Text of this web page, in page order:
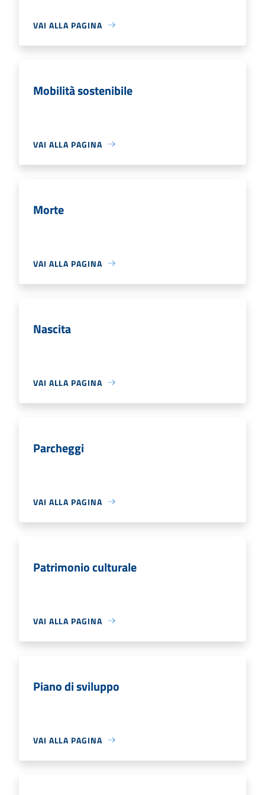
VAI ALLA PAGINA
Mobilità sostenibile
VAI ALLA PAGINA
Morte
VAI ALLA PAGINA
Nascita
VAI ALLA PAGINA
Parcheggi
VAI ALLA PAGINA
Patrimonio culturale
VAI ALLA PAGINA
Piano di sviluppo
VAI ALLA PAGINA